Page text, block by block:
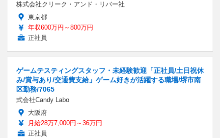
株式会社クリーク・アンド・リバー社
東京都
年収600万円～800万円
正社員
ゲームテスティングスタッフ・未経験歓迎「正社員/土日祝休
み/賞与あり/交通費支給」ゲーム好きが活躍する職場/堺市南
区勤務/7065
式会社Candy Labo
大阪府
月給28万7,000円～36万円
正社員